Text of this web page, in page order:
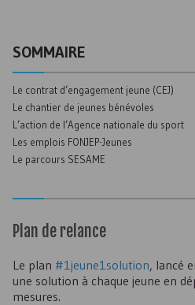
SOMMAIRE
Le contrat d’engagement jeune (CEJ)
Le chantier de jeunes bénévoles
L’action de l’Agence nationale du sport
Les emplois FONJEP-Jeunes
Le parcours SESAME
Plan de relance
Le plan #1jeune1solution, lancé
une solution à chaque jeune en
mesures.